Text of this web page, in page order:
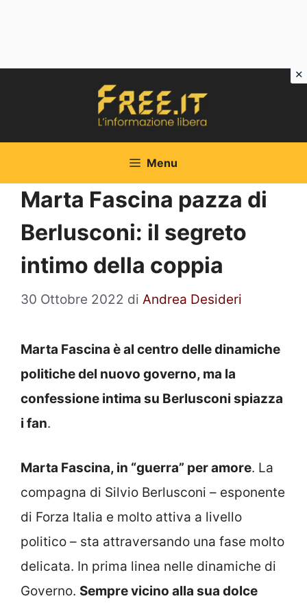
Menu
Marta Fascina pazza di
Berlusconi: il segreto
intimo della coppia
30 Ottobre 2022 di Andrea Desideri
Marta Fascina è al centro delle dinamiche
politiche del nuovo governo, ma la
confessione intima su Berlusconi spiazza
i fan.
Marta Fascina, in “guerra” per amore. La
compagna di Silvio Berlusconi – esponente
di Forza Italia e molto attiva a livello
politico – sta attraversando una fase molto
delicata. In prima linea nelle dinamiche di
Governo. Sempre vicino alla sua dolce